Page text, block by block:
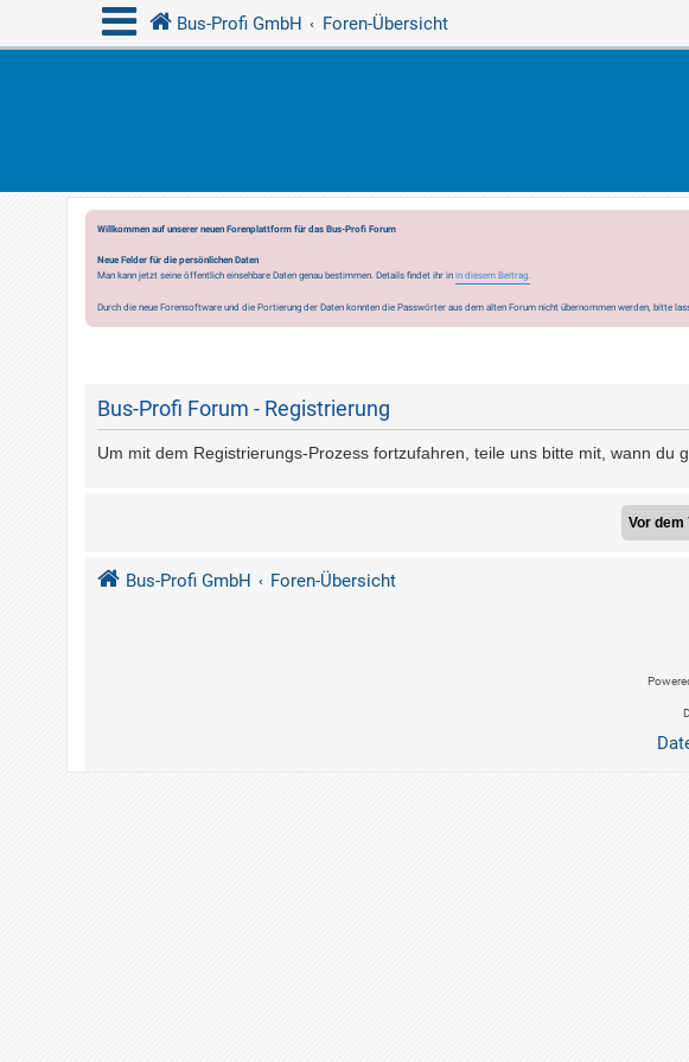
Bus-Profi GmbH Foren-Übersicht
Willkommen auf unserer neuen Forenplattform für das Bus-Profi Forum
Neue Felder für die persönlichen Daten
Man kann jetzt seine öffentlich einsehbare Daten genau bestimmen. Details findet ihr in in diesem Beitrag.
Durch die neue Forensoftware und die Portierung der Daten konnten die Passwörter aus dem alten Forum nicht übernommen werden, bitte
Bus-Profi Forum - Registrierung
Um mit dem Registrierungs-Prozess fortzufahren, teile uns bitte mit, wann du
Bus-Profi GmbH Foren-Übersicht